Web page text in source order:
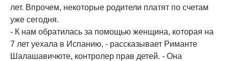
лет. Впрочем, некоторые родители платят по счетам
уже сегодня.
- К нам обратилась за помощью женщина, которая на
7 лет уехала в Испанию, - рассказывает Риманте
Шалашавичюте, контролер прав детей. - Она